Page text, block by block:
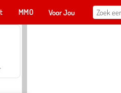
MMO Voor Jou